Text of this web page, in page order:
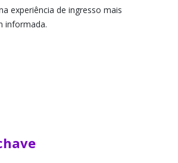
experiência de ingresso mais
informada.